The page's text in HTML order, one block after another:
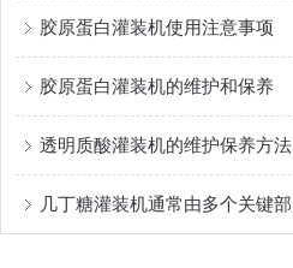
胶原蛋白灌装机使用注意事项
胶原蛋白灌装机的维护和保养
透明质酸灌装机的维护保养方法